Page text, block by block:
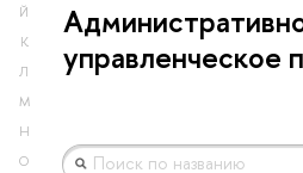
Й
К
Л
М
Н
О
управленческое